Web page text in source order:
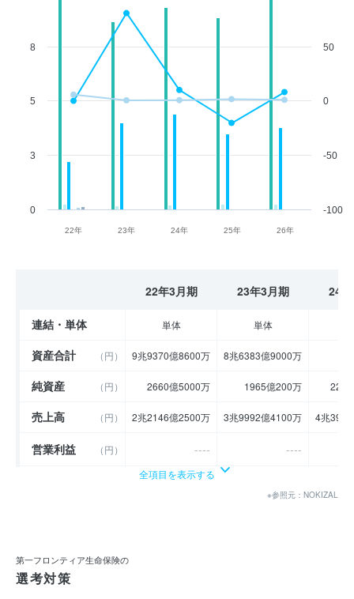
22年 23年 24年 25年 26年
0
3
5
8
-100
-50
0
50
22年3月期 23年3月期 24
連結・単体 単体 単体
資産合計 （円） 9兆9370億8600万 8兆6383億9000万
純資産 （円） 2660億5000万 1965億200万
売上高 （円） 2兆2146億2500万 3兆9992億4100万 4兆
営業利益 （円） ----
----
1231億2600万
売上伸び率
全項目を表示する
※参照元：NOKIZAL
第一フロンティア生命保険の
選考対策